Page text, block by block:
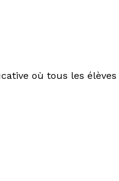
où tous les